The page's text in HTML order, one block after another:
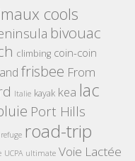
cools
bivouac
climbing coin-coin
frisbee From
Italie kayak kea lac
Port Hills
refuge road-trip
UCPA ultimate Voie Lactée